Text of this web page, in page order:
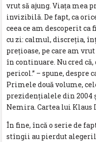
vrut să ajung. Viaţa mea
invizibilă. De fapt, ca
ceea ce am descoperit
cu zi: calmul, discreţia,
preţioase, pe care am
în continuare. Nu cred
pericol.” – spune, despre
Primele două volume,
prezidenţialele din 2004
Nemira. Cartea lui Klaus
În fine, încă o serie de
stîngii au pierdut